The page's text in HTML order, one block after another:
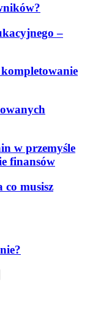
–
w przemyśle
finansów
co musisz